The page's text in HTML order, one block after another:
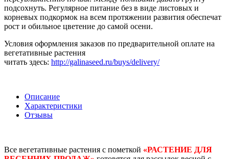
подсохнуть. Регулярное питание без в виде листовых и
корневых подкормок на всем протяжении развития обеспечат
рост и обильное цветение до самой осени.
Условия оформления заказов по предварительной оплате на
вегетативные растения
читать здесь: http://galinaseed.ru/buys/delivery/
Описание
Характеристики
Отзывы
Все вегетативные растения с пометкой «РАСТЕНИЕ ДЛЯ